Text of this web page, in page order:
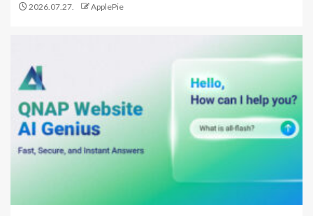
2026.07.27. ApplePie